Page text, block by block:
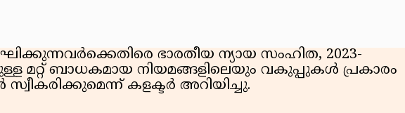
ഭാരതീയ ന്യായ സംഹിത, 2023-
മറ്റ് ബാധകമായ നിയമങ്ങളിലെയും വകുപ്പുകൾ പ്രകാരം
കളക്ടർ അറിയിച്ചു.